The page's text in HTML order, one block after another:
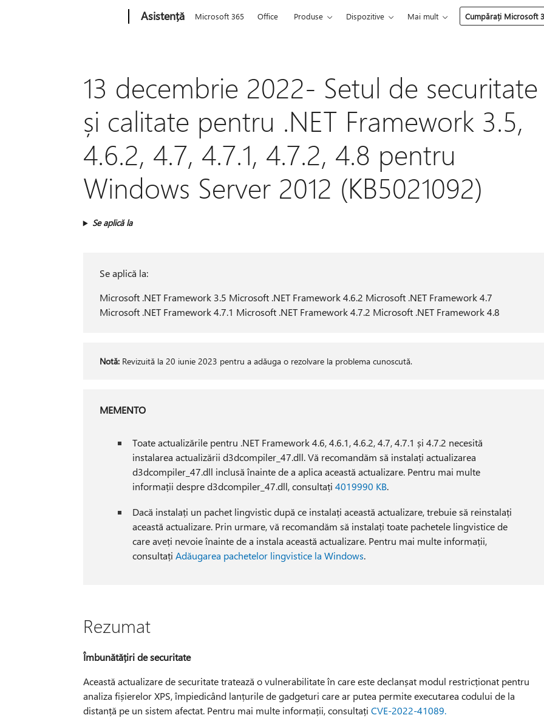
Asistență Microsoft 365 Office Produse Dispozitive Mai mult Cumpărați Microsoft
13 decembrie 2022- Setul de securitate
și calitate pentru .NET Framework 3.5,
4.6.2, 4.7, 4.7.1, 4.7.2, 4.8 pentru
Windows Server 2012 (KB5021092)
Se aplică la
Se aplică la:
Microsoft .NET Framework 3.5 Microsoft .NET Framework 4.6.2 Microsoft .NET Framework 4.7
Microsoft .NET Framework 4.7.1 Microsoft .NET Framework 4.7.2 Microsoft .NET Framework 4.8
Notă: Revizuită la 20 iunie 2023 pentru a adăuga o rezolvare la problema cunoscută.
MEMENTO
Toate actualizările pentru .NET Framework 4.6, 4.6.1, 4.6.2, 4.7, 4.7.1 și 4.7.2 necesită
instalarea actualizării d3dcompiler_47.dll. Vă recomandăm să instalați actualizarea
d3dcompiler_47.dll inclusă înainte de a aplica această actualizare. Pentru mai multe
informații despre d3dcompiler_47.dll, consultați 4019990 KB.
Dacă instalați un pachet lingvistic după ce instalați această actualizare, trebuie să reinstalați
această actualizare. Prin urmare, vă recomandăm să instalați toate pachetele lingvistice de
care aveți nevoie înainte de a instala această actualizare. Pentru mai multe informații,
consultați Adăugarea pachetelor lingvistice la Windows.
Rezumat
Îmbunătățiri de securitate
Această actualizare de securitate tratează o vulnerabilitate în care este declanșat modul restricționat pentru
analiza fișierelor XPS, împiedicând lanțurile de gadgeturi care ar putea permite executarea codului de la
distanță pe un sistem afectat. Pentru mai multe informații, consultați CVE-2022-41089.